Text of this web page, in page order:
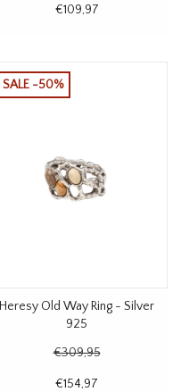
€109,97
SALE -50%
Heresy Old Way Ring - Silver
925
€309,95
€154,97